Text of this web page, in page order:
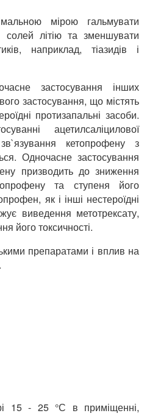
мірою гальмувати
солей літію та зменшувати
наприклад, тіазидів і
застосування інших
застосування, що містять
протизапальні засоби.
ацетилсаліцилової
кетопрофену з
Одночасне застосування
призводить до зниження
та ступеня його
як і інші нестероїдні
виведення метотрексату,
його токсичності.
препаратами і вплив на
15 - 25 °С в приміщенні,